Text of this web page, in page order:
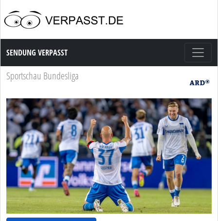
Sendung Verpasst
SENDUNG VERPASST
Sportschau Bundesliga